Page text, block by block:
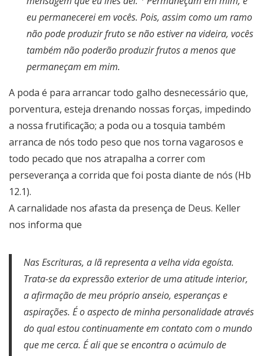
eu permanecerei em vocês. Pois, assim como um ramo
não pode produzir fruto se não estiver na videira, vocês
também não poderão produzir frutos a menos que
permaneçam em mim.
A poda é para arrancar todo galho desnecessário que,
porventura, esteja drenando nossas forças, impedindo
a nossa frutificação; a poda ou a tosquia também
arranca de nós todo peso que nos torna vagarosos e
todo pecado que nos atrapalha a correr com
perseverança a corrida que foi posta diante de nós (Hb
12.1).
A carnalidade nos afasta da presença de Deus. Keller
nos informa que
Nas Escrituras, a lã representa a velha vida egoísta.
Trata-se da expressão exterior de uma atitude interior,
a afirmação de meu próprio anseio, esperanças e
aspirações. É o aspecto de minha personalidade através
do qual estou continuamente em contato com o mundo
que me cerca. É ali que se encontra o acúmulo de